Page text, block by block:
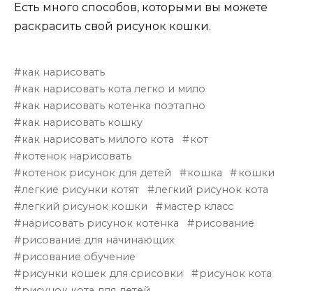
Есть много способов, которыми вы можете
раскрасить свой рисунок кошки.
как нарисовать
как нарисовать кота легко и мило
как нарисовать котенка поэтапно
как нарисовать кошку
как нарисовать милого кота
кот
котенок нарисовать
котенок рисунок для детей
кошка
кошки
легкие рисунки котят
легкий рисунок кота
легкий рисунок кошки
мастер класс
нарисовать рисунок котенка
рисование
рисование для начинающих
рисование обучение
рисунки кошек для срисовки
рисунок кота